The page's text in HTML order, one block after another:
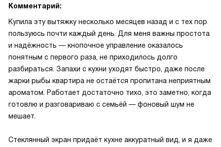
Комментарий:
Купила эту вытяжку несколько месяцев назад и с тех пор
пользуюсь почти каждый день. Для меня важны простота
и надёжность — кнопочное управление оказалось
понятным с первого раза, не приходилось долго
разбираться. Запахи с кухни уходят быстро, даже после
жарки рыбы квартира не остаётся пропитана неприятным
ароматом. Работает достаточно тихо, это заметно, когда
готовлю и разговариваю с семьёй — фоновый шум не
мешает.
Стеклянный экран придаёт кухне аккуратный вид, и я даже